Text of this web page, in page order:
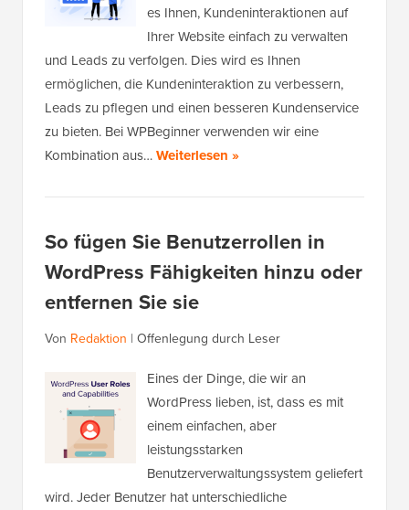
es Ihnen, Kundeninteraktionen auf
Ihrer Website einfach zu verwalten
und Leads zu verfolgen. Dies wird es Ihnen
ermöglichen, die Kundeninteraktion zu verbessern,
Leads zu pflegen und einen besseren Kundenservice
zu bieten. Bei WPBeginner verwenden wir eine
Kombination aus…Weiterlesen »
So fügen Sie Benutzerrollen in
WordPress Fähigkeiten hinzu oder
entfernen Sie sie
Von Redaktion | Offenlegung durch Leser
Eines der Dinge, die wir an
WordPress lieben, ist, dass es mit
einem einfachen, aber
leistungsstarken
Benutzerverwaltungssystem geliefert
wird. Jeder Benutzer hat unterschiedliche